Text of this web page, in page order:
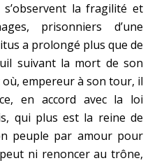
la fragilité et
prisonniers d’une
a prolongé plus que de
suivant la mort de son
empereur à son tour, il
en accord avec la loi
qui plus est la reine de
peuple par amour pour
ni renoncer au trône,